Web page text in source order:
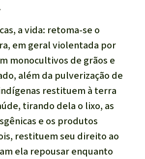
a vida: retoma-se o
em geral violentada por
monocultivos de grãos e
além da pulverização de
restituem à terra
tirando dela o lixo, as
e os produtos
restituem seu direito ao
ela repousar enquanto